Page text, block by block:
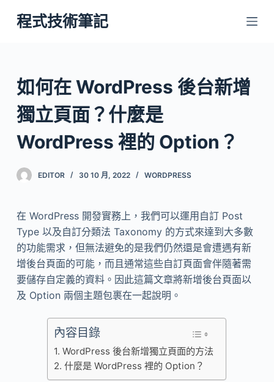
跳
至
內
容
程式技術筆記
如何在 WordPress 後台新增
獨立頁面？什麼是
WordPress 裡的 Option？
EDITOR 30 10 月, 2022 WORDPRESS
在 WordPress 開發實務上，我們可以運用自訂 Post
Type 以及自訂分類法 Taxonomy 的方式來達到大多數
的功能需求，但無法避免的是我們仍然還是會遭遇有新
增後台頁面的可能，而且通常這些自訂頁面會伴隨著需
要儲存自定義的資料。因此這篇文章將新增後台頁面以
及 Option 兩個主題包裹在一起說明。
內容目錄
WordPress 後台新增獨立頁面的方法
什麼是 WordPress 裡的 Option？